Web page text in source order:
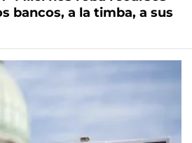
bancos, a la timba, a sus